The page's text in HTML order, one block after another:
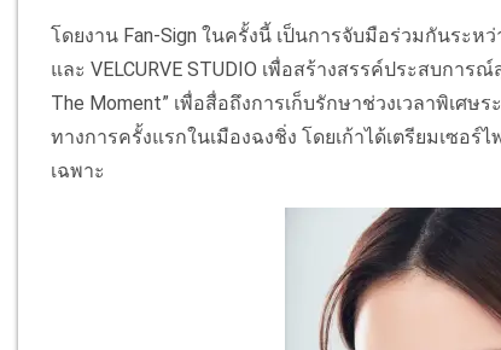
โดยงาน Fan-Sign ในครั้งนี้ เป็นการจับมือร่วมกันระห
และ VELCURVE STUDIO เพื่อสร้างสรรค์ประสบกา
The Moment” เพื่อสื่อถึงการเก็บรักษาช่วงเวลาพิเศ
ทางการครั้งแรกในเมืองฉงชิ่ง โดยเก้าได้เตรียมเซ
เฉพาะ